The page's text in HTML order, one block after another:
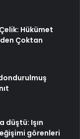
Hükümet
Çoktan
düştü: Işın
görenleri